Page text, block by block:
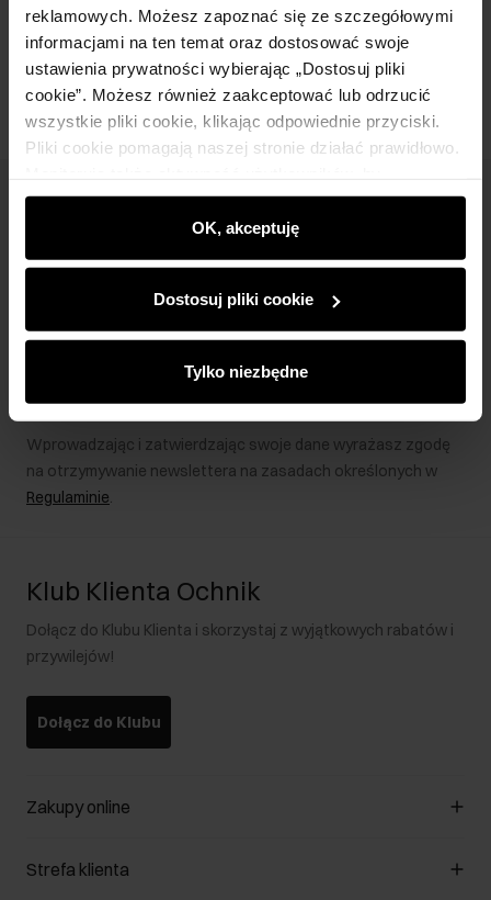
reklamowych. Możesz zapoznać się ze szczegółowymi
informacjami na ten temat oraz dostosować swoje
ustawienia prywatności wybierając „Dostosuj pliki
cookie”. Możesz również zaakceptować lub odrzucić
wszystkie pliki cookie, klikając odpowiednie przyciski.
Pliki cookie pomagają naszej stronie działać prawidłowo.
wyświetlać im dopasowane do ich preferencji treści,
rekomendacje oraz komunikaty reklamowe informujące o
najnowszych promocjach w e-sklepie. Informacje o tym,
partnerom społecznościowym, reklamowym i
analitycznym. Partnerzy mogą połączyć te informacje z
podczas korzystania z ich usług.
OK, akceptuję
Dostosuj pliki cookie
Tylko niezbędne
Opinie
Zapisz się
Wprowadzając i zatwierdzając swoje dane wyrażasz zgodę
na otrzymywanie newslettera na zasadach określonych w
Regulaminie.
Klub Klienta Ochnik
Dołącz do Klubu Klienta i skorzystaj z wyjątkowych rabatów i
przywilejów!
Dołącz do Klubu
Zakupy online
Zarządzaj cookies
Strefa klienta